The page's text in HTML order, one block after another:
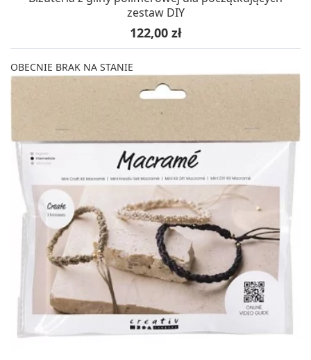
zestaw DIY
Cena
122,00 zł
OBECNIE BRAK NA STANIE